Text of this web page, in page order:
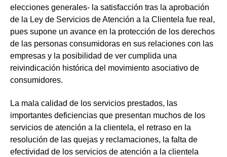
elecciones generales- la satisfacción tras la aprobación
de la Ley de Servicios de Atención a la Clientela fue real,
pues supone un avance en la protección de los derechos
de las personas consumidoras en sus relaciones con las
empresas y la posibilidad de ver cumplida una
reivindicación histórica del movimiento asociativo de
consumidores.
La mala calidad de los servicios prestados, las
importantes deficiencias que presentan muchos de los
servicios de atención a la clientela, el retraso en la
resolución de las quejas y reclamaciones, la falta de
efectividad de los servicios de atención a la clientela